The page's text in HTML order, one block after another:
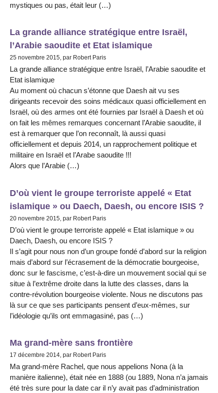
mystiques ou pas, était leur (…)
La grande alliance stratégique entre Israël,
l’Arabie saoudite et Etat islamique
25 novembre 2015, par Robert Paris
La grande alliance stratégique entre Israël, l’Arabie saoudite et
Etat islamique
Au moment où chacun s’étonne que Daesh ait vu ses
dirigeants recevoir des soins médicaux quasi officiellement en
Israël, où des armes ont été fournies par Israël à Daesh et où
on fait les mêmes remarques concernant l’Arabie saoudite, il
est à remarquer que l’on reconnaît, là aussi quasi
officiellement et depuis 2014, un rapprochement politique et
militaire en Israël et l’Arabe saoudite !!!
Alors que l’Arabie (…)
D’où vient le groupe terroriste appelé « Etat
islamique » ou Daech, Daesh, ou encore ISIS ?
20 novembre 2015, par Robert Paris
D’où vient le groupe terroriste appelé « Etat islamique » ou
Daech, Daesh, ou encore ISIS ?
Il s’agit pour nous non d’un groupe fondé d’abord sur la religion
mais d’abord sur l’écrasement de la démocratie bourgeoise,
donc sur le fascisme, c’est-à-dire un mouvement social qui se
situe à l’extrême droite dans la lutte des classes, dans la
contre-révolution bourgeoise violente. Nous ne discutons pas
là sur ce que ses participants pensent d’eux-mêmes, sur
l’idéologie qu’ils ont emmagasiné, pas (…)
Ma grand-mère sans frontière
17 décembre 2014, par Robert Paris
Ma grand-mère Rachel, que nous appelions Nona (à la
manière italienne), était née en 1888 (ou 1889, Nona n’a jamais
été très sure pour la date car il n’y avait pas d’administration